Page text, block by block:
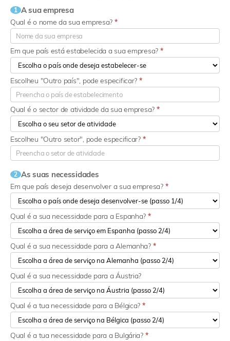
1 A sua empresa
Qual é o nome da sua empresa? *
Em que país está estabelecida a sua empresa? *
Qual é o sector de atividade da sua empresa? *
Escolheu "Outro país", pode especificar? *
Escolheu "Outro setor", pode especificar? *
2 As suas necessidades
Em que país deseja desenvolver a sua empresa? *
Qual é a sua necessidade para a Espanha? *
Qual é a sua necessidade para a Alemanha? *
Qual é a sua necessidade para a Áustria?
Qual é a tua necessidade para a Bélgica? *
Qual é a tua necessidade para a Bulgária? *